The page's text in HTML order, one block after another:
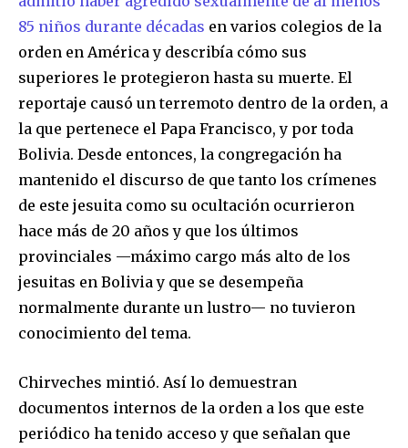
85 niños durante décadas en varios colegios de la
orden en América y describía cómo sus
superiores le protegieron hasta su muerte. El
reportaje causó un terremoto dentro de la orden, a
la que pertenece el Papa Francisco, y por toda
Bolivia. Desde entonces, la congregación ha
mantenido el discurso de que tanto los crímenes
de este jesuita como su ocultación ocurrieron
hace más de 20 años y que los últimos
provinciales —máximo cargo más alto de los
jesuitas en Bolivia y que se desempeña
normalmente durante un lustro— no tuvieron
conocimiento del tema.
Chirveches mintió. Así lo demuestran
documentos internos de la orden a los que este
periódico ha tenido acceso y que señalan que